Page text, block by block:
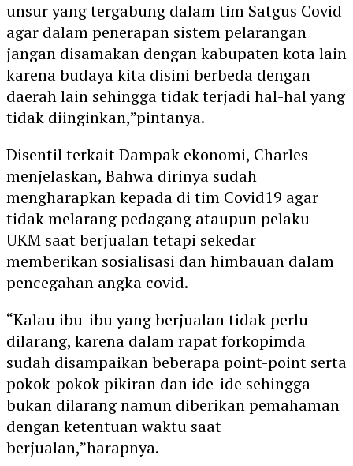
unsur yang tergabung dalam tim Satgus Covid
agar dalam penerapan sistem pelarangan
jangan disamakan dengan kabupaten kota lain
karena budaya kita disini berbeda dengan
daerah lain sehingga tidak terjadi hal-hal yang
tidak diinginkan,”pintanya.
Disentil terkait Dampak ekonomi, Charles
menjelaskan, Bahwa dirinya sudah
mengharapkan kepada di tim Covid19 agar
tidak melarang pedagang ataupun pelaku
UKM saat berjualan tetapi sekedar
memberikan sosialisasi dan himbauan dalam
pencegahan angka covid.
“Kalau ibu-ibu yang berjualan tidak perlu
dilarang, karena dalam rapat forkopimda
sudah disampaikan beberapa point-point serta
pokok-pokok pikiran dan ide-ide sehingga
bukan dilarang namun diberikan pemahaman
dengan ketentuan waktu saat
berjualan,”harapnya.